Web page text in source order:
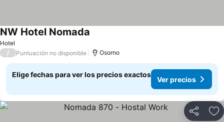
Hotel
NW Hotel Nomada
/ Puntuación no disponible Osorno
Elige fechas para ver los precios exactos
Ver precios
Compartir